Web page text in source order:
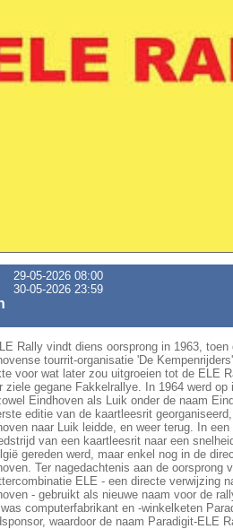
29-05-2026 08:00
30-05-2026 23:59
Rally vindt diens oorsprong in 1963, toen
tourrit-organisatie 'De
voor wat later zou uitgroeien tot de ELE
ziele gegane Fakkelrallye. In 1964 werd
Eindhoven als Luik onder de naam
editie van de kaartleesrit
naar Luik leidde, en weer terug. In
van een kaartleesrit naar een
gereden werd, maar enkel nog in de
Ter nagedachtenis aan de oorsprong
ELE - een directe verwijzing
- gebruikt als nieuwe naam voor de
was computerfabrikant en -winkelketen
waardoor de naam Paradigit-ELE